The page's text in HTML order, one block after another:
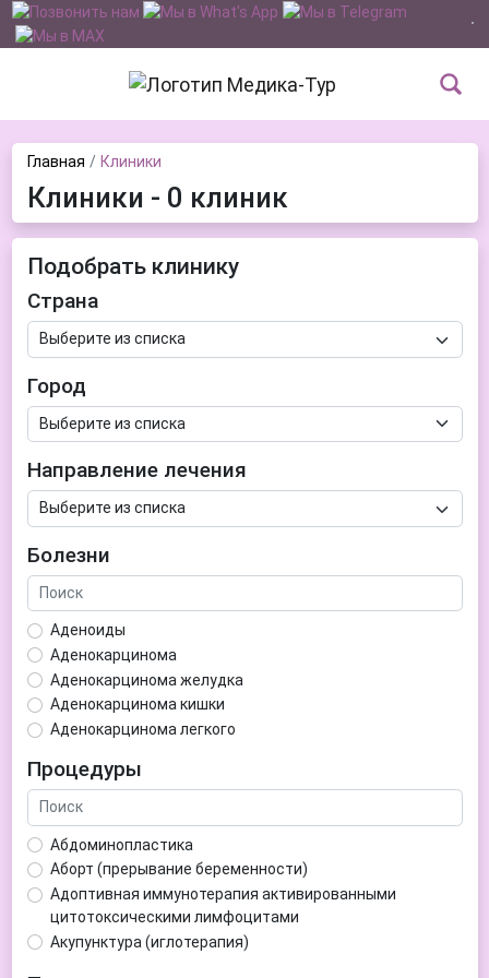
Главная Клиники
Клиники - 0 клиник
Подобрать клинику
Страна
Город
Направление лечения
Болезни
Аденоиды
Аденокарцинома
Аденокарцинома желудка
Аденокарцинома кишки
Аденокарцинома легкого
Аденома гипофиза
Аденома простаты
Аденома щитовидной железы
Аденомиоз
Адентия
Азооспермия
Акне (угри)
Алкоголизм
Процедуры
Абдоминопластика
Аборт (прерывание беременности)
Адоптивная иммунотерапия активированными
цитотоксическими лимфоцитами
Акупунктура (иглотерапия)